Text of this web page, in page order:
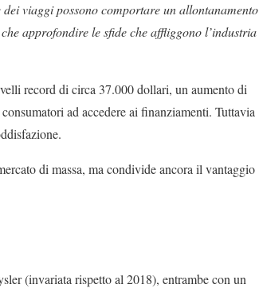
viaggi possono comportare un allontanamento
approfondire le sfide che affliggono l’industria
record di circa 37.000 dollari, un aumento di
ad accedere ai finanziamenti. Tuttavia
di massa, ma condivide ancora il vantaggio
(invariata rispetto al 2018), entrambe con un